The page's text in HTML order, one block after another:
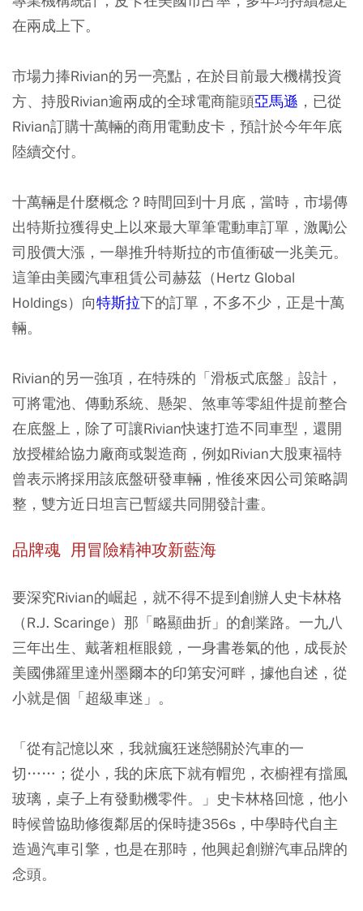
在兩成上下。
市場力捧Rivian的另一亮點，在於目前最大機構投資
方、持股Rivian逾兩成的全球電商龍頭亞馬遜 ，已從
Rivian訂購十萬輛的商用電動皮卡，預計於今年年底
陸續交付。
十萬輛是什麼概念？時間回到十月底，當時，市場傳
出特斯拉獲得史上以來最大單筆電動車訂單，激勵公
司股價大漲，一舉推升特斯拉的市值衝破一兆美元。
這筆由美國汽車租賃公司赫茲（Hertz Global
Holdings）向特斯拉下的訂單，不多不少，正是十萬
輛。
Rivian的另一強項，在特殊的「滑板式底盤」設計，
可將電池、傳動系統、懸架、煞車等零組件提前整合
在底盤上，除了可讓Rivian快速打造不同車型，還開
放授權給協力廠商或製造商，例如Rivian大股東福特
曾表示將採用該底盤研發車輛，惟後來因公司策略調
整，雙方近日坦言已暫緩共同開發計畫。
品牌魂 用冒險精神攻新藍海
要深究Rivian的崛起，就不得不提到創辦人史卡林格
（R.J. Scaringe）那「略顯曲折」的創業路。一九八
三年出生、戴著粗框眼鏡，一身書卷氣的他，成長於
美國佛羅里達州墨爾本的印第安河畔，據他自述，從
小就是個「超級車迷」。
「從有記憶以來，我就瘋狂迷戀關於汽車的一
切……；從小，我的床底下就有帽兜，衣櫥裡有擋風
玻璃，桌子上有發動機零件。」史卡林格回憶，他小
時候曾協助修復鄰居的保時捷356s，中學時代自主
造過汽車引擎，也是在那時，他興起創辦汽車品牌的
念頭。